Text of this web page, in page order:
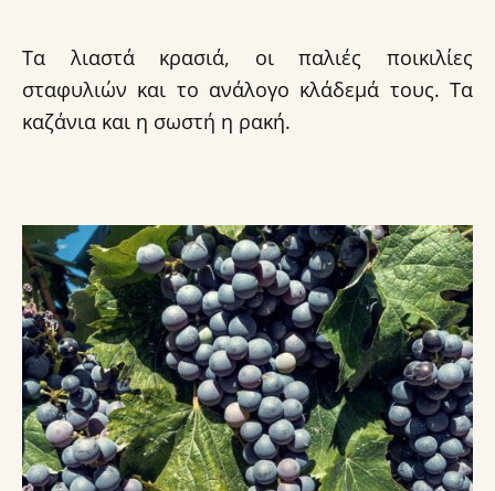
Τα λιαστά κρασιά, οι παλιές ποικιλίες
σταφυλιών και το ανάλογο κλάδεμά τους. Τα
καζάνια και η σωστή η ρακή.